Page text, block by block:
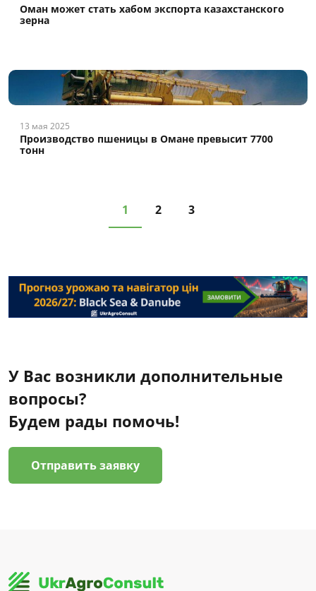
Оман может стать хабом экспорта казахстанского
зерна
13 мая 2025
Производство пшеницы в Омане превысит 7700
тонн
1 2 3
У Вас возникли дополнительные
вопросы?
Будем рады помочь!
Отправить заявку